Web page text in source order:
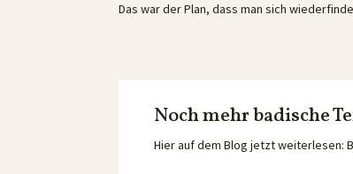
Das war der Plan, dass man sich
Noch mehr badische
Hier auf dem Blog jetzt weiterlesen: